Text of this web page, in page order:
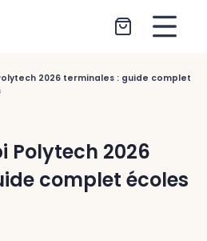
2026 terminales : guide complet
Polytech 2026
complet écoles